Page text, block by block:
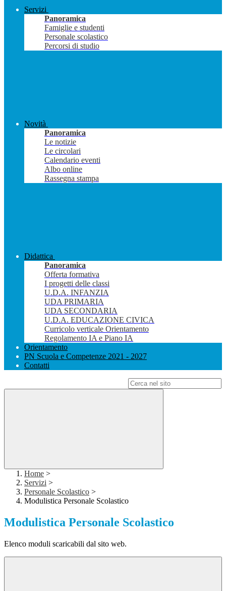
Servizi
Panoramica
Famiglie e studenti
Personale scolastico
Percorsi di studio
Novità
Panoramica
Le notizie
Le circolari
Calendario eventi
Albo online
Rassegna stampa
Didattica
Panoramica
Offerta formativa
I progetti delle classi
U.D.A. INFANZIA
UDA PRIMARIA
UDA SECONDARIA
U.D.A. EDUCAZIONE CIVICA
Curricolo verticale Orientamento
Regolamento IA e Piano IA
Orientamento
PN Scuola e Competenze 2021 - 2027
Contatti
Home >
Servizi >
Personale Scolastico >
Modulistica Personale Scolastico
Modulistica Personale Scolastico
Elenco moduli scaricabili dal sito web.